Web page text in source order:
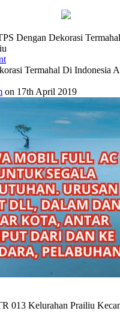
Dengan Dekorasi
Termahal Di Indonesia
on 17th April 2019
013 Kelurahan Prailiu